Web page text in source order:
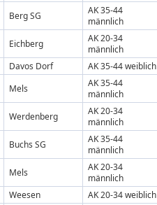
Berg SG
AK 35-44
männlich
Eichberg
AK 20-34
männlich
Davos Dorf AK 35-44 weiblich
Mels
AK 35-44
männlich
Werdenberg
AK 20-34
männlich
Buchs SG
AK 35-44
männlich
Mels
AK 20-34
männlich
Weesen AK 20-34 weiblich